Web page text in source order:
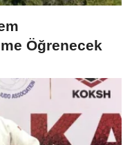
Öğrenecek